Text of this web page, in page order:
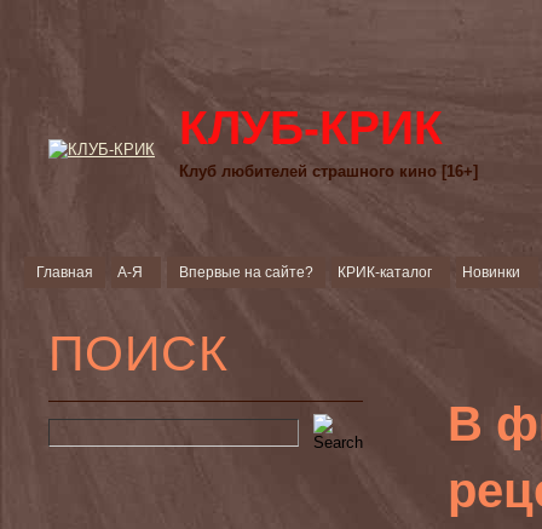
КЛУБ-КРИК
Клуб любителей страшного кино [16+]
Главная А-Я Впервые на сайте? КРИК-каталог Новинки
ПОИСК
В